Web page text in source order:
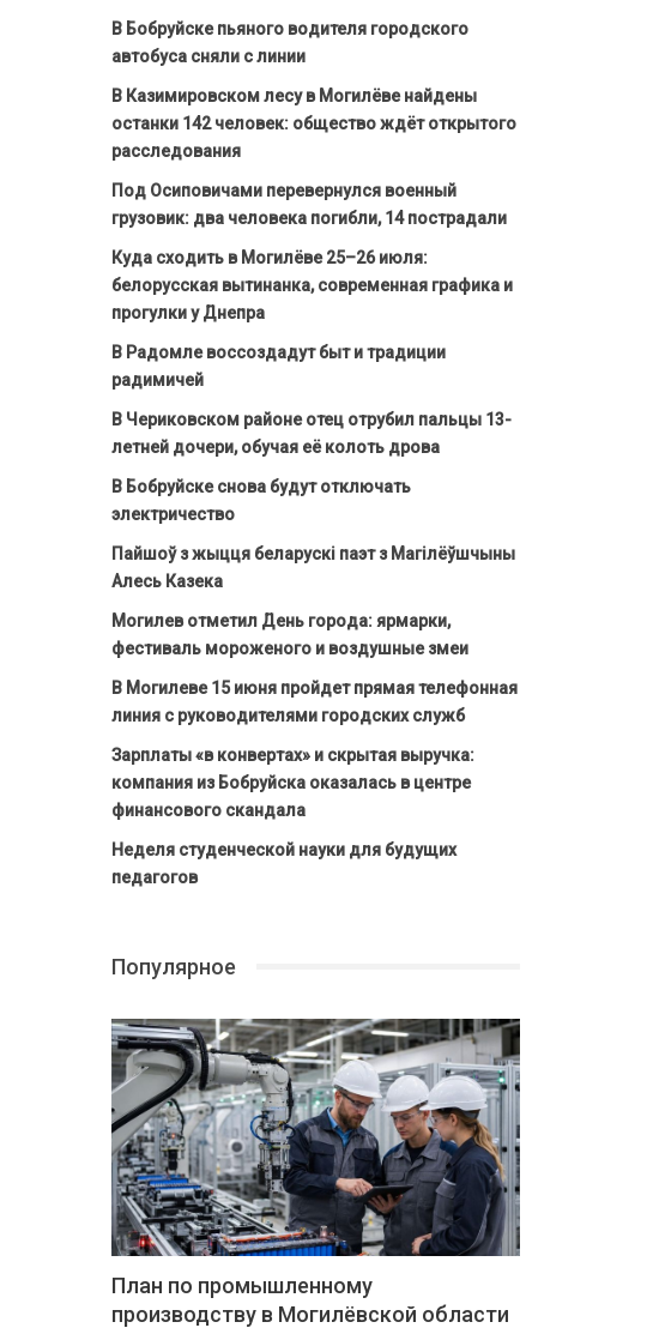
В Бобруйске пьяного водителя городского
автобуса сняли с линии
В Казимировском лесу в Могилёве найдены
останки 142 человек: общество ждёт открытого
расследования
Под Осиповичами перевернулся военный
грузовик: два человека погибли, 14 пострадали
Куда сходить в Могилёве 25–26 июля:
белорусская вытинанка, современная графика и
прогулки у Днепра
В Радомле воссоздадут быт и традиции
радимичей
В Чериковском районе отец отрубил пальцы 13-
летней дочери, обучая её колоть дрова
В Бобруйске снова будут отключать
электричество
Пайшоў з жыцця беларускі паэт з Магілёўшчыны
Алесь Казека
Могилев отметил День города: ярмарки,
фестиваль мороженого и воздушные змеи
В Могилеве 15 июня пройдет прямая телефонная
линия с руководителями городских служб
Зарплаты «в конвертах» и скрытая выручка:
компания из Бобруйска оказалась в центре
финансового скандала
Неделя студенческой науки для будущих
педагогов
Популярное
План по промышленному
производству в Могилёвской области